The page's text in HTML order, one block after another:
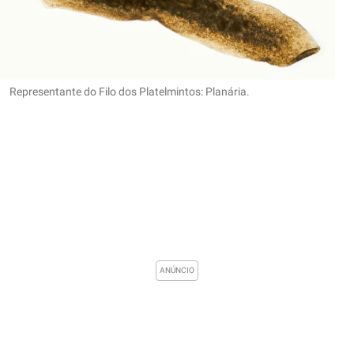
Representante do Filo dos Platelmintos: Planária.